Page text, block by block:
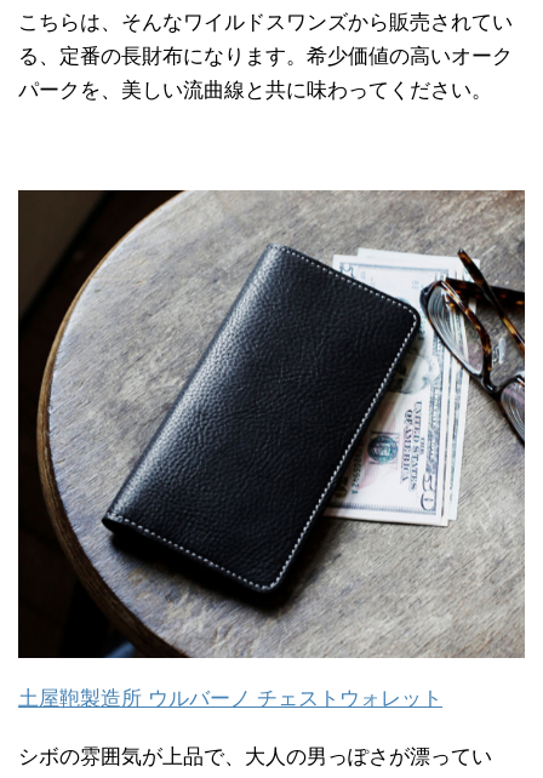
こちらは、そんなワイルドスワンズから販売されてい
る、定番の長財布になります。希少価値の高いオーク
パークを、美しい流曲線と共に味わってください。
土屋鞄製造所 ウルバーノ チェストウォレット
シボの雰囲気が上品で、大人の男っぽさが漂ってい